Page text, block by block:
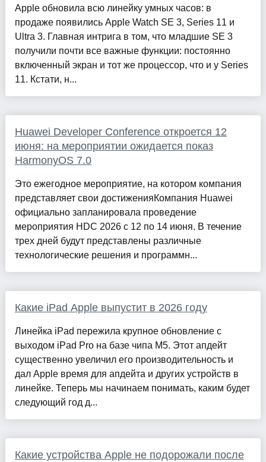
Apple обновила всю линейку умных часов: в
продаже появились Apple Watch SE 3, Series 11 и
Ultra 3. Главная интрига в том, что младшие SE 3
получили почти все важные функции: постоянно
включенный экран и тот же процессор, что и у Series
11. Кстати, н...
Huawei Developer Conference откроется 12
июня: на мероприятии ожидается показ
HarmonyOS 7.0
Это ежегодное мероприятие, на котором компания
представляет свои достиженияКомпания Huawei
официально запланировала проведение
мероприятия HDC 2026 с 12 по 14 июня. В течение
трех дней будут представлены различные
технологические решения и программн...
Какие iPad Apple выпустит в 2026 году
Линейка iPad пережила крупное обновление с
выходом iPad Pro на базе чипа М5. Этот апдейт
существенно увеличил его производительность и
дал Apple время для апдейта и других устройств в
линейке. Теперь мы начинаем понимать, каким будет
следующий год д...
Какие устройства Apple не подорожали после